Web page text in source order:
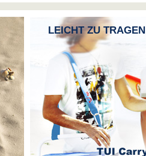
LEICHT ZU TRAGEN